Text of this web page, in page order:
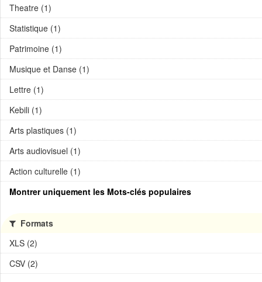
Theatre (1)
Statistique (1)
Patrimoine (1)
Musique et Danse (1)
Lettre (1)
Kebili (1)
Arts plastiques (1)
Arts audiovisuel (1)
Action culturelle (1)
Montrer uniquement les Mots-clés populaires
Formats
XLS (2)
CSV (2)